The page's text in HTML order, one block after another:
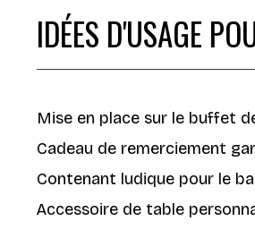
IDÉES D'USAGE
Mise en place sur le buffet
Cadeau de remerciement
Contenant ludique pour le
Accessoire de table